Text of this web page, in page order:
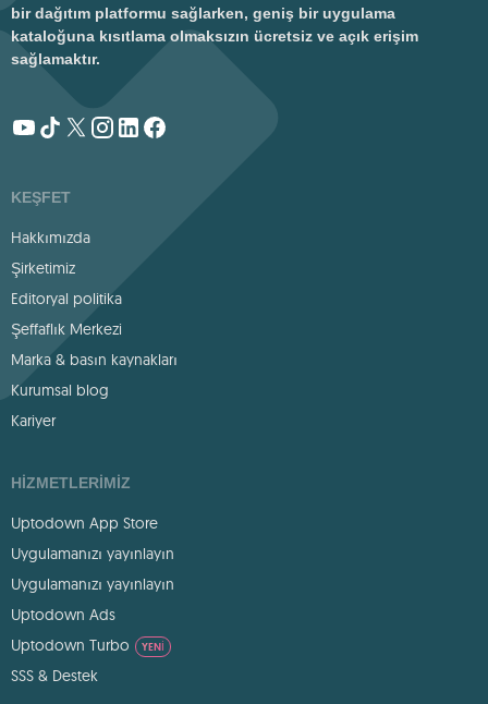
bir dağıtım platformu sağlarken, geniş bir uygulama
kataloğuna kısıtlama olmaksızın ücretsiz ve açık erişim
sağlamaktır.
KEŞFET
Hakkımızda
Şirketimiz
Editoryal politika
Şeffaflık Merkezi
Marka & basın kaynakları
Kurumsal blog
Kariyer
HIZMETLERIMIZ
Uptodown App Store
Uygulamanızı yayınlayın
Uygulamanızı yayınlayın
Uptodown Ads
Uptodown Turbo
YENI
SSS & Destek